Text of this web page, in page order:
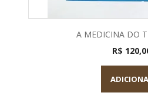
A MEDICINA DO
R$